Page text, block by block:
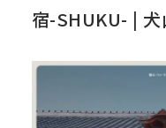
宿-SHUKU- |